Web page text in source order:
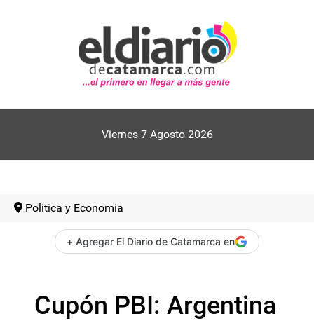
Viernes 7 Agosto 2026
Politica y Economia
+ Agregar El Diario de Catamarca en
Cupón PBI: Argentina